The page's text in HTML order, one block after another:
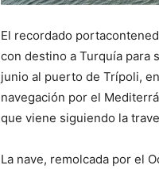
El recordado
con destino a Turquía para
junio al puerto de Trípoli,
navegación por el
que viene siguiendo la
La nave, remolcada por el